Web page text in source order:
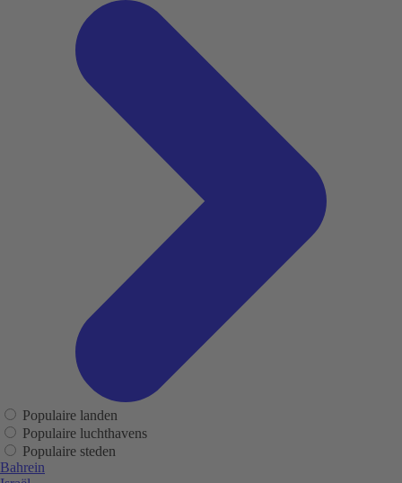
Populaire landen
Populaire luchthavens
Populaire steden
Bahrein